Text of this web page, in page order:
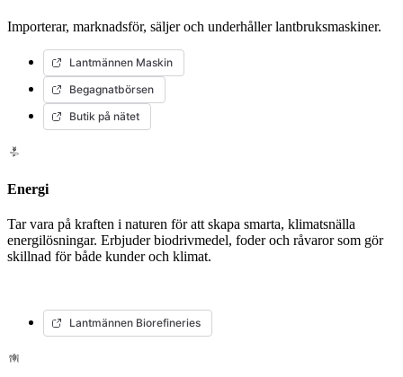
Importerar, marknadsför, säljer och underhåller lantbruksmaskiner.
Lantmännen Maskin
Begagnatbörsen
Butik på nätet
Energi
Tar vara på kraften i naturen för att skapa smarta, klimatsnälla
energilösningar. Erbjuder biodrivmedel, foder och råvaror som gör
skillnad för både kunder och klimat.
Lantmännen Biorefineries